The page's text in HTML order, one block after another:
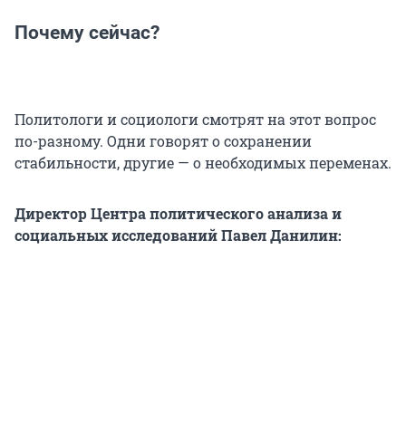
Почему сейчас?
Политологи и социологи смотрят на этот вопрос
по-разному. Одни говорят о сохранении
стабильности, другие — о необходимых переменах.
Директор Центра политического анализа и
социальных исследований Павел Данилин: